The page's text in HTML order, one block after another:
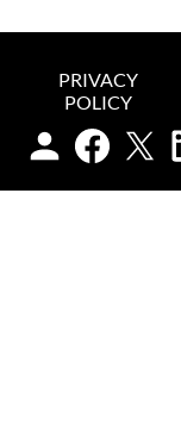
PRIVACY
POLICY